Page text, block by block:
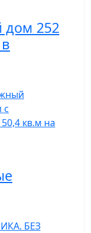
252
с
кв.м на
БЕЗ